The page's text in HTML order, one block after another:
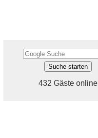
432 Gäste online